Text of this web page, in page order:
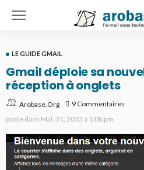
LE GUIDE GMAIL
Gmail déploie sa
réception à onglets
Arobase.org
9 Commentaires
posté dans Mai. 31, 2013 à 1:08 pm